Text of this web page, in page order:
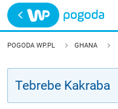
Trwa ładowanie
POLSKA
POGODA WP.PL GHANA